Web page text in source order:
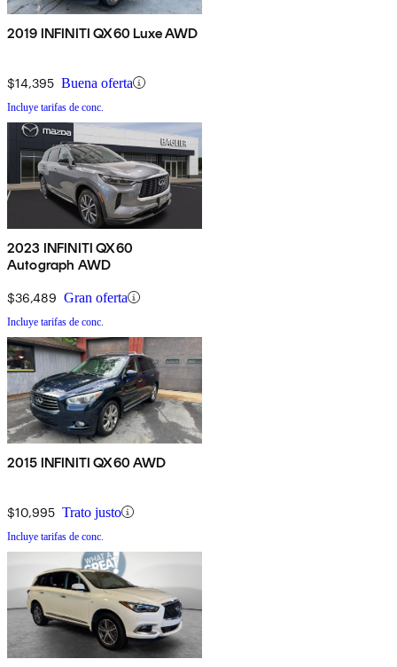
2019 INFINITI QX60 Luxe AWD
$14,395 Buena oferta
Incluye tarifas de conc.
2023 INFINITI QX60
Autograph AWD
$36,489 Gran oferta
Incluye tarifas de conc.
2015 INFINITI QX60 AWD
$10,995 Trato justo
Incluye tarifas de conc.